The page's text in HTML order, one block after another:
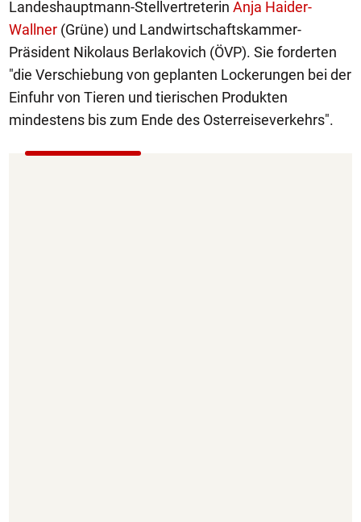
Landeshauptmann-Stellvertreterin Anja Haider-
Wallner (Grüne) und Landwirtschaftskammer-
Präsident Nikolaus Berlakovich (ÖVP). Sie forderten
"die Verschiebung von geplanten Lockerungen bei der
Einfuhr von Tieren und tierischen Produkten
mindestens bis zum Ende des Osterreiseverkehrs".